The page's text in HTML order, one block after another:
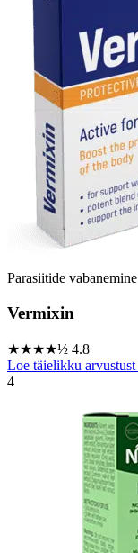
Parasiitide vabanemine
Vermixin
★★★★½ 4.8
Loe täielikku arvustust
4